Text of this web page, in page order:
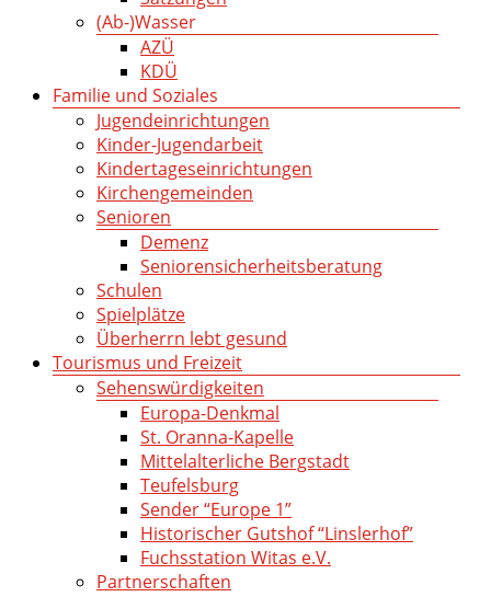
(Ab-)Wasser
AZÜ
KDÜ
Familie und Soziales
Jugendeinrichtungen
Kinder-Jugendarbeit
Kindertageseinrichtungen
Kirchengemeinden
Senioren
Demenz
Seniorensicherheitsberatung
Schulen
Spielplätze
Überherrn lebt gesund
Tourismus und Freizeit
Sehenswürdigkeiten
Europa-Denkmal
St. Oranna-Kapelle
Mittelalterliche Bergstadt
Teufelsburg
Sender “Europe 1”
Historischer Gutshof “Linslerhof”
Fuchsstation Witas e.V.
Partnerschaften